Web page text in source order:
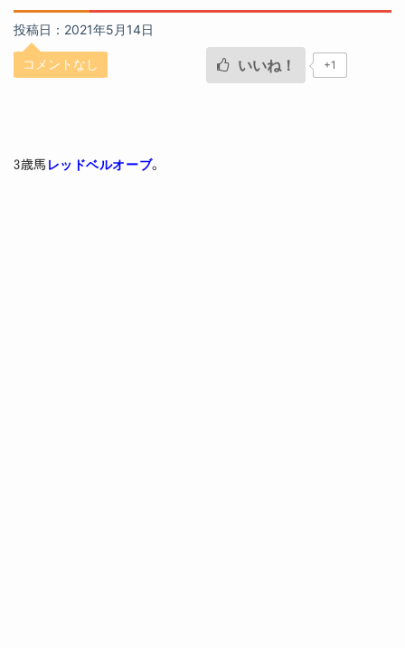
投稿日：2021年5月14日
コメントなし いいね！ +1
3歳馬 レッドベルオーブ。